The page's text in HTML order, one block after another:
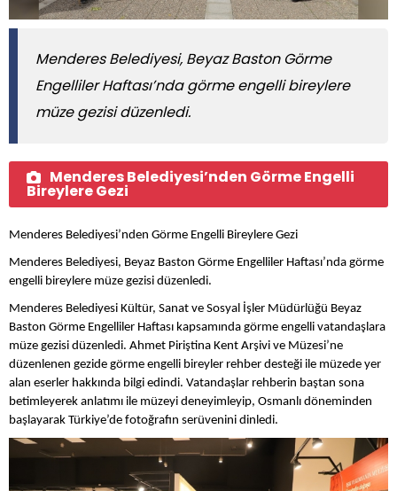
Menderes Belediyesi, Beyaz Baston Görme
Engelliler Haftası’nda görme engelli bireylere
müze gezisi düzenledi.
Menderes Belediyesi’nden Görme Engelli
Bireylere Gezi
Menderes Belediyesi’nden Görme Engelli Bireylere Gezi
Menderes Belediyesi, Beyaz Baston Görme Engelliler Haftası’nda görme
engelli bireylere müze gezisi düzenledi.
Menderes Belediyesi Kültür, Sanat ve Sosyal İşler Müdürlüğü Beyaz
Baston Görme Engelliler Haftası kapsamında görme engelli vatandaşlara
müze gezisi düzenledi. Ahmet Piriştina Kent Arşivi ve Müzesi’ne
düzenlenen gezide görme engelli bireyler rehber desteği ile müzede yer
alan eserler hakkında bilgi edindi. Vatandaşlar rehberin baştan sona
betimleyerek anlatımı ile müzeyi deneyimleyip, Osmanlı döneminden
başlayarak Türkiye’de fotoğrafın serüvenini dinledi.